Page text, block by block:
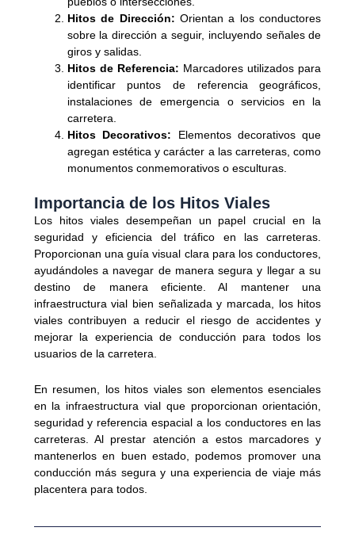
Hitos de Dirección: Orientan a los conductores
sobre la dirección a seguir, incluyendo señales de
giros y salidas.
Hitos de Referencia: Marcadores utilizados para
identificar puntos de referencia geográficos,
instalaciones de emergencia o servicios en la
carretera.
Hitos Decorativos: Elementos decorativos que
agregan estética y carácter a las carreteras, como
monumentos conmemorativos o esculturas.
Importancia de los Hitos Viales
Los hitos viales desempeñan un papel crucial en la
seguridad y eficiencia del tráfico en las carreteras.
Proporcionan una guía visual clara para los conductores,
ayudándoles a navegar de manera segura y llegar a su
destino de manera eficiente. Al mantener una
infraestructura vial bien señalizada y marcada, los hitos
viales contribuyen a reducir el riesgo de accidentes y
mejorar la experiencia de conducción para todos los
usuarios de la carretera.
En resumen, los hitos viales son elementos esenciales
en la infraestructura vial que proporcionan orientación,
seguridad y referencia espacial a los conductores en las
carreteras. Al prestar atención a estos marcadores y
mantenerlos en buen estado, podemos promover una
conducción más segura y una experiencia de viaje más
placentera para todos.